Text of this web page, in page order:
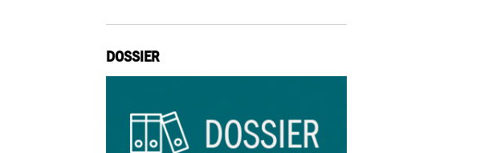
DOSSIER